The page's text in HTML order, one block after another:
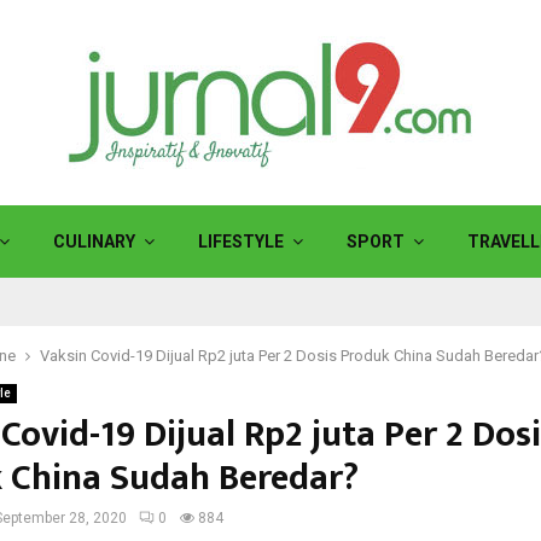
CULINARY LIFESTYLE SPORT
Vaksin Covid-19 Dijual Rp2 juta Per 2 Dosis Produk China Sudah
19 Dijual Rp2 juta Per 2
Sudah Beredar?
28, 2020 0 884